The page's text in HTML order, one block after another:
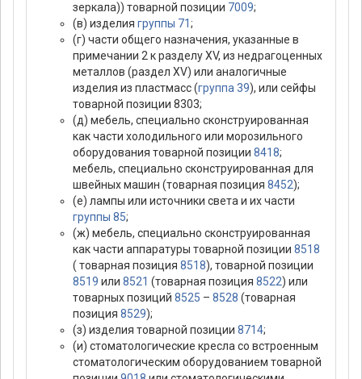
зеркала)) товарной позиции 7009;
(в) изделия группы 71;
(г) части общего назначения, указанные в
примечании 2 к разделу XV, из недрагоценных
металлов (раздел XV) или аналогичные
изделия из пластмасс (группа 39), или сейфы
товарной позиции 8303;
(д) мебель, специально сконструированная
как части холодильного или морозильного
оборудования товарной позиции 8418;
мебель, специально сконструированная для
швейных машин (товарная позиция 8452);
(е) лампы или источники света и их части
группы 85;
(ж) мебель, специально сконструированная
как части аппаратуры товарной позиции 8518
( товарная позиция 8518), товарной позиции
8519 или 8521 (товарная позиция 8522) или
товарных позиций 8525 – 8528 (товарная
позиция 8529);
(з) изделия товарной позиции 8714;
(и) стоматологические кресла со встроенным
стоматологическим оборудованием товарной